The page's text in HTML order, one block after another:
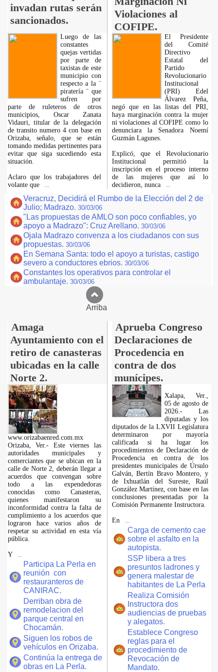
invadan rutas serán
sancionados.
Violaciones al
COFIPE.
Luego de las
constantes
quejas vertidas
por parte de
taxistas de este
municipio con
respecto a la ¨
piratería ¨ que
sufren por
parte de ruleteros de otros
municipios, Oscar Zanata
Vidauri, titular de la delegación
de transito numero 4 con base en
Orizaba, señalo, que se están
tomando medidas pertinentes para
evitar que siga sucediendo esta
situación.
Aclaro que los trabajadores del
volante que
El Presidente
del Comité
Directivo
Estatal del
Partido
Revolucionario
Institucional
(PRI) Edel
Álvarez Peña,
negó que en las listas del PRI,
haya marginación contra la mujer
ni violaciones al COFIPE como lo
denunciara la Senadora Noemí
Guzmán Lagunes.
Explicó, que el Revolucionario
Institucional permitió la
inscripción en el proceso interno
de las mujeres que así lo
decidieron, nunca
Veracruz, Decidirá el Rumbo de la Elección del 2 de
Julio; Madrazo. 30/03/06
"Las propuestas de AMLO son poco confiables, yo
apoyo a Madrazo": Cruz Arellano. 30/03/06
Ojala Madrazo convenza a los ciudadanos con sus
propuestas. 30/03/06
En Semana Santa: todo el apoyo a turistas, castigo
severo a conductores ebrios. 30/03/06
Constantes los operativos para controlar el
ambulantaje. 30/03/06
Arriba
Amaga
Ayuntamiento con el
retiro de canasteras
ubicadas en la calle
Norte 2.
Aprueba Congreso
Declaraciones de
Procedencia en
contra de dos
munícipes.
www.orizabaenred.com.mx
Orizaba, Ver.- Este viernes las
autoridades municipales y
comerciantes que se ubican en la
calle de Norte 2, deberán llegar a
acuerdos que convengan sobre
todo a las expendedoras
conocidas como Canasteras,
quienes manifestaron su
inconformidad contra la falta de
cumplimiento a los acuerdos que
lograron hace varios años de
respetar su actividad en esta vía
pública.
Y
Participa La Perla en
reunión con
restauranteros de
CANIRAC.
Derriban obra de
remodelacion del
parque central en
Chocamán.
Siguen los robos de
vehículos en Orizaba.
Continúa la entrega de
obras en La Perla.
Xalapa, Ver.,
05 de agosto de
2026.- Las
diputadas y los
diputados de la LXVII Legislatura
determinaron por mayoría
calificada si ha lugar los
procedimientos de Declaración de
Procedencia en contra de los
presidentes municipales de Úrsulo
Galván, Bertín Bravo Montero, y
de Ixhuatlán del Sureste, Raúl
González Martínez, con base en las
conclusiones presentadas por la
Comisión Permanente Instructora.
En
Carga de cemento cae
sobre el asfalto en la
autopista.
SSP libera a tres
presuntos ladrones y
genera malestar de
habitantes de La Perla
Realiza Comisión
Instructora dos
audiencias de pruebas
y alegatos.
Establece Congreso
reglas para el
procedimiento de
Revocación de
Mandato.